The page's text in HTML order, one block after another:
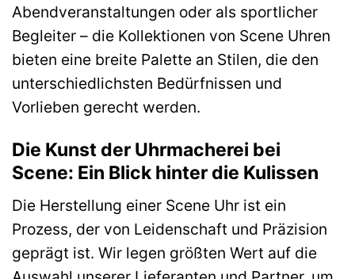
Abendveranstaltungen oder als sportlicher
Begleiter – die Kollektionen von Scene Uhren
bieten eine breite Palette an Stilen, die den
unterschiedlichsten Bedürfnissen und
Vorlieben gerecht werden.
Die Kunst der Uhrmacherei bei
Scene: Ein Blick hinter die Kulissen
Die Herstellung einer Scene Uhr ist ein
Prozess, der von Leidenschaft und Präzision
geprägt ist. Wir legen größten Wert auf die